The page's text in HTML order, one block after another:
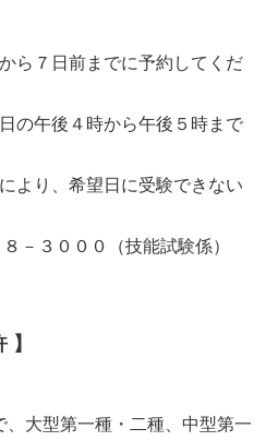
ら７日前までに予約してくだ
の午後４時から午後５時まで
より、希望日に受験できない
－３０００（技能試験係）
】
、大型第一種・二種、中型第一